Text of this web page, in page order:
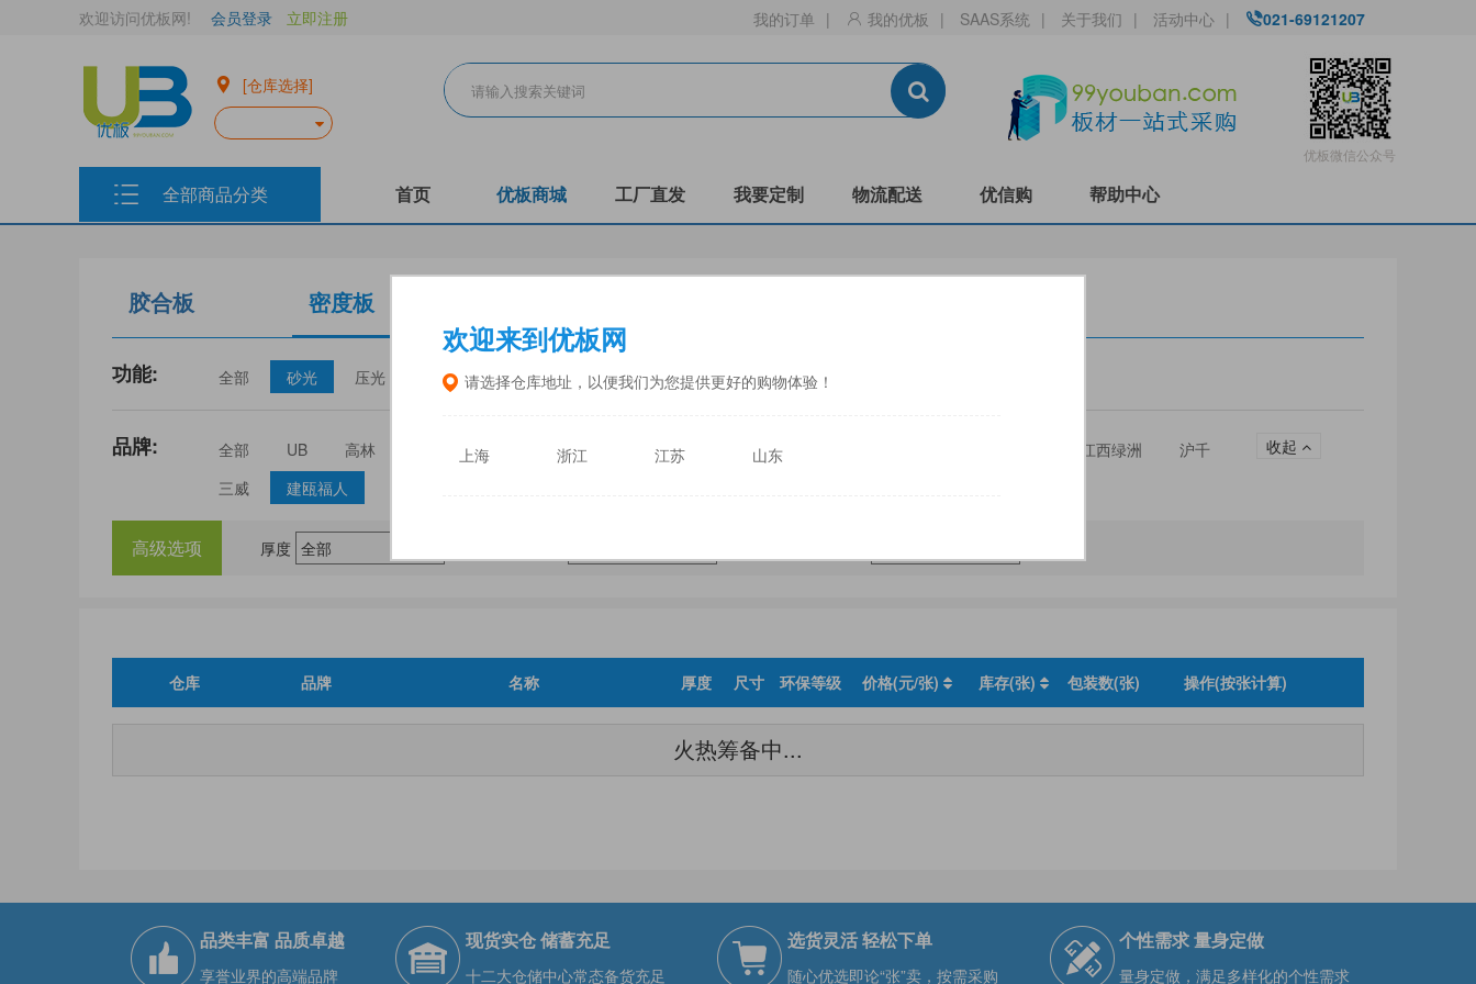
欢迎来到优板网
请选择仓库地址，以便我们为您提供更好的购物体验！
上海 浙江 江苏 山东
欢迎访问优板网! 会员登录 立即注册 我的订单 | 我的优板 | SAAS系统 | 关于我们 | 活动中心 | 021-69121207
[仓库选择]
优板微信公众号
全部商品分类 首页 优板商城 工厂直发 我要定制 物流配送 优信购 帮助中心
胶合板 密度板
功能: 全部 砂光 压光 家具 门板 镂铣 非标 阻燃B1-C 防潮
品牌: 全部 UB 高林 中福 佳诺威 佳诺威薄板 永林蓝豹 江西绿洲
沪千
三威
建瓯福人
收起
高级选项 厚度
仓库 品牌 名称 厚度 尺寸 环保等级 价格(元/张) 库存(张) 包装数(张) 操作(按张计算)
火热筹备中...
品类丰富 品质卓越
享誉业界的高端品牌
现货实仓 储蓄充足
十二大仓储中心常态备货充足
选货灵活 轻松下单
随心优选即论“张”卖，按需采购
个性需求 量身定做
量身定做，满足多样化的个性需求